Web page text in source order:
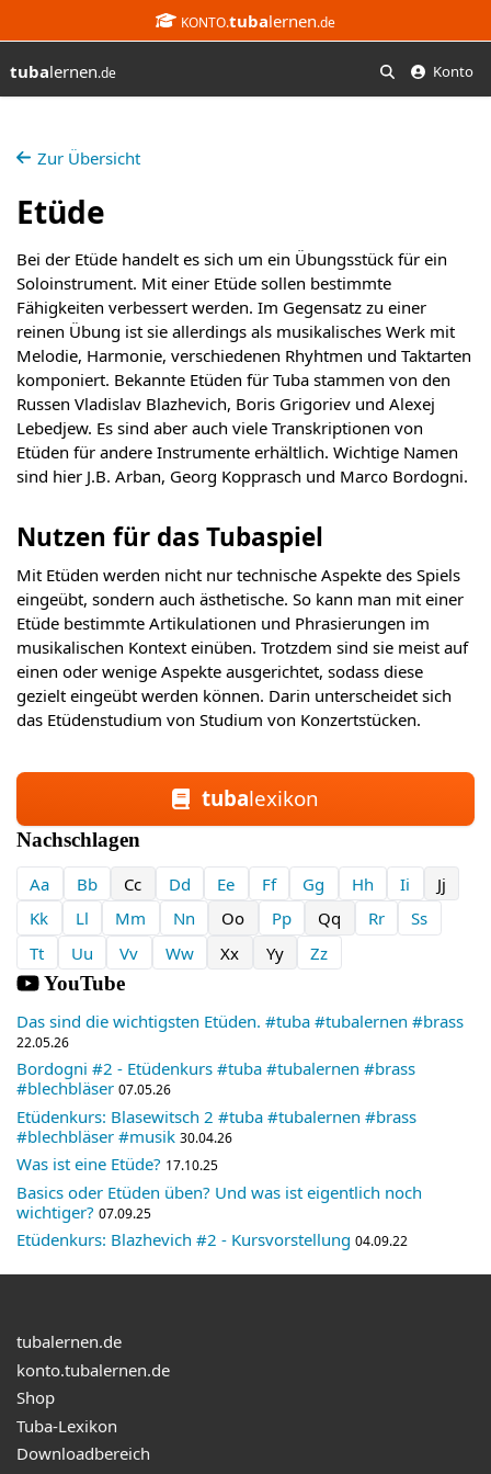
KONTO.tubalernen.de
tubalernen.de Konto
Zur Übersicht
Etüde
Bei der Etüde handelt es sich um ein Übungsstück für ein
Soloinstrument. Mit einer Etüde sollen bestimmte
Fähigkeiten verbessert werden. Im Gegensatz zu einer
reinen Übung ist sie allerdings als musikalisches Werk mit
Melodie, Harmonie, verschiedenen Rhyhtmen und Taktarten
komponiert. Bekannte Etüden für Tuba stammen von den
Russen Vladislav Blazhevich, Boris Grigoriev und Alexej
Lebedjew. Es sind aber auch viele Transkriptionen von
Etüden für andere Instrumente erhältlich. Wichtige Namen
sind hier J.B. Arban, Georg Kopprasch und Marco Bordogni.
Nutzen für das Tubaspiel
Mit Etüden werden nicht nur technische Aspekte des Spiels
eingeübt, sondern auch ästhetische. So kann man mit einer
Etüde bestimmte Artikulationen und Phrasierungen im
musikalischen Kontext einüben. Trotzdem sind sie meist auf
einen oder wenige Aspekte ausgerichtet, sodass diese
gezielt eingeübt werden können. Darin unterscheidet sich
das Etüdenstudium von Studium von Konzertstücken.
tubalexikon
Nachschlagen
Aa Bb Cc Dd Ee Ff Gg Hh Ii
Jj
Kk
Ll Mm Nn Oo Pp Qq Rr
Ss
Tt
Uu Vv Ww Xx Yy Zz
YouTube
Das sind die wichtigsten Etüden. #tuba #tubalernen #brass
22.05.26
Bordogni #2 - Etüdenkurs #tuba #tubalernen #brass
#blechbläser 07.05.26
Etüdenkurs: Blasewitsch 2 #tuba #tubalernen #brass
#blechbläser #musik 30.04.26
Was ist eine Etüde? 17.10.25
Basics oder Etüden üben? Und was ist eigentlich noch
wichtiger? 07.09.25
Etüdenkurs: Blazhevich #2 - Kursvorstellung 04.09.22
tubalernen.de
konto.tubalernen.de
Shop
Tuba-Lexikon
Downloadbereich